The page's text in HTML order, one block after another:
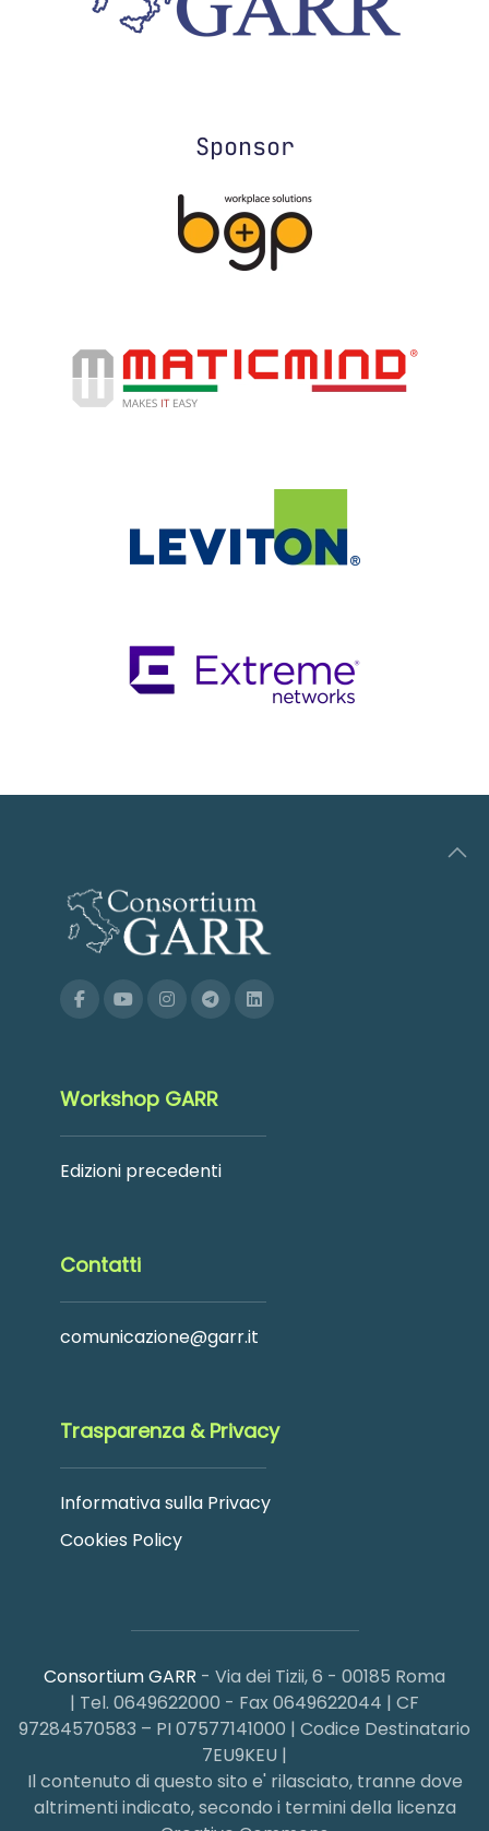
Sponsor
Workshop GARR
Edizioni precedenti
Contatti
comunicazione@garr.it
Trasparenza & Privacy
Informativa sulla Privacy
Cookies Policy
Consortium GARR - Via dei Tizii, 6 - 00185 Roma
| Tel. 0649622000 - Fax 0649622044 | CF
97284570583 – PI 07577141000 | Codice Destinatario
7EU9KEU |
Il contenuto di questo sito e' rilasciato, tranne dove
altrimenti indicato, secondo i termini della licenza